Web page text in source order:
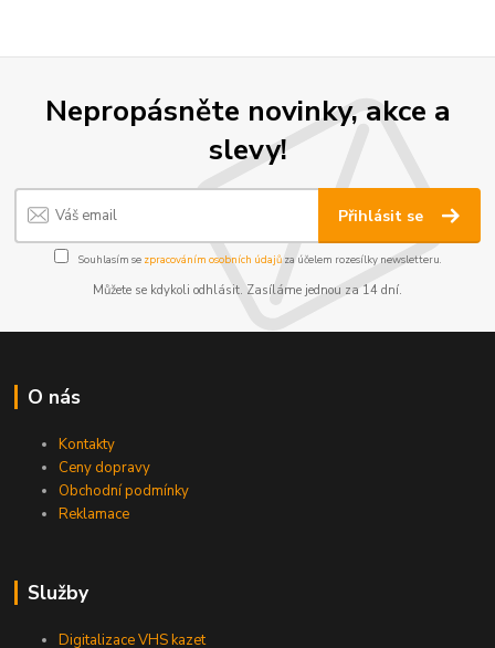
Nepropásněte novinky, akce a
slevy!
Přihlásit se
Souhlasím se zpracováním osobních údajůza účelem rozesílky newsletteru.
Můžete se kdykoli odhlásit. Zasíláme jednou za 14 dní.
O nás
Kontakty
Ceny dopravy
Obchodní podmínky
Reklamace
Služby
Digitalizace VHS kazet